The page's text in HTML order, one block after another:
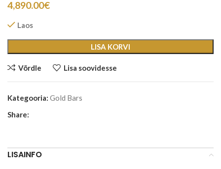
4,890.00€
Laos
LISA KORVI
Võrdle Lisa soovidesse
Kategooria: Gold Bars
Share:
LISAINFO